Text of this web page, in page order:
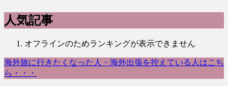
人気記事
オフラインのためランキングが表示できません
海外旅に行きたくなった人・海外出張を控えている人はこち
ら・・・